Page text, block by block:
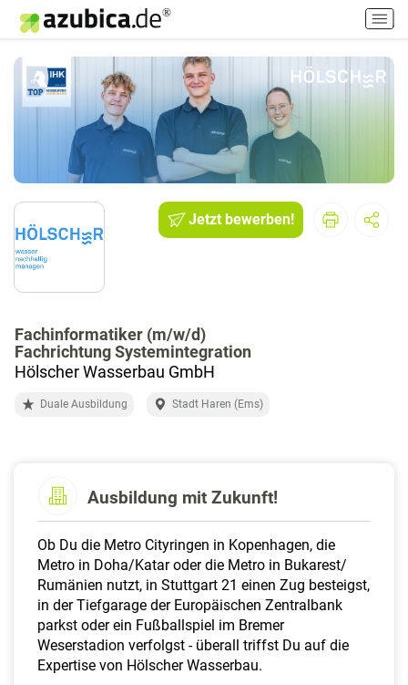
H
a
u
p
i
Jetzt bewerben!
Fachinformatiker (m/w/d)
Fachrichtung Systemintegration
Hölscher Wasserbau GmbH
Duale Ausbildung Stadt Haren (Ems)
Ausbildung mit Zukunft!
Ob Du die Metro Cityringen in Kopenhagen, die
Metro in Doha/Katar oder die Metro in Bukarest/
Rumänien nutzt, in Stuttgart 21 einen Zug besteigst,
in der Tiefgarage der Europäischen Zentralbank
parkst oder ein Fußballspiel im Bremer
Weserstadion verfolgst - überall triffst Du auf die
Expertise von Hölscher Wasserbau.